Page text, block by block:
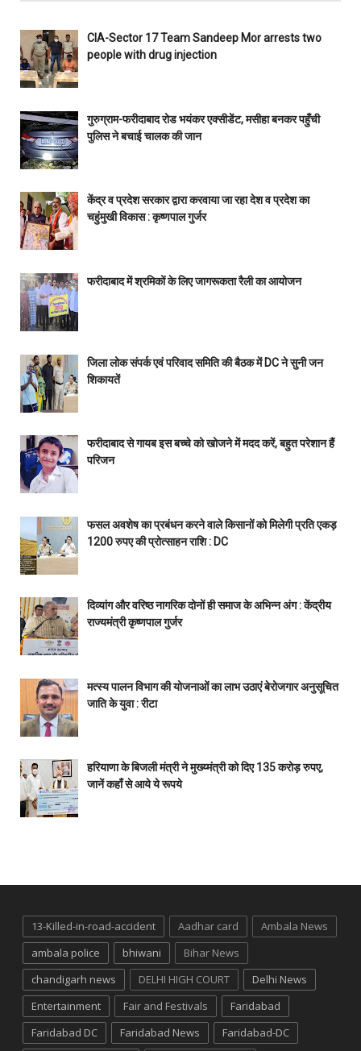
CIA-Sector 17 Team Sandeep Mor arrests two
people with drug injection
गुरुग्राम-फरीदाबाद रोड भयंकर एक्सीडेंट, मसीहा बनकर पहुँची
पुलिस ने बचाई चालक की जान
केंद्र व प्रदेश सरकार द्वारा करवाया जा रहा देश व प्रदेश का
चहुंमुखी विकास : कृष्णपाल गुर्जर
फरीदाबाद में श्रमिकों के लिए जागरूकता रैली का आयोजन
जिला लोक संपर्क एवं परिवाद समिति की बैठक में DC ने सुनी जन
शिकायतें
फरीदाबाद से गायब इस बच्चे को खोजने में मदद करें, बहुत परेशान हैं
परिजन
फसल अवशेष का प्रबंधन करने वाले किसानों को मिलेगी प्रति एकड़
1200 रुपए की प्रोत्साहन राशि : DC
दिव्यांग और वरिष्ठ नागरिक दोनों ही समाज के अभिन्न अंग : केंद्रीय
राज्यमंत्री कृष्णपाल गुर्जर
मत्स्य पालन विभाग की योजनाओं का लाभ उठाएं बेरोजगार अनुसूचित
जाति के युवा : रीटा
हरियाणा के बिजली मंत्री ने मुख्य्मंत्री को दिए 135 करोड़ रुपए,
जानें कहाँ से आये ये रूपये
13-Killed-in-road-accident Aadhar card
Ambala News
ambala police
bhiwani
Bihar News
chandigarh news
DELHI HIGH COURT
Delhi News
Entertainment
Fair and Festivals
Faridabad
Faridabad DC
Faridabad News
Faridabad-DC